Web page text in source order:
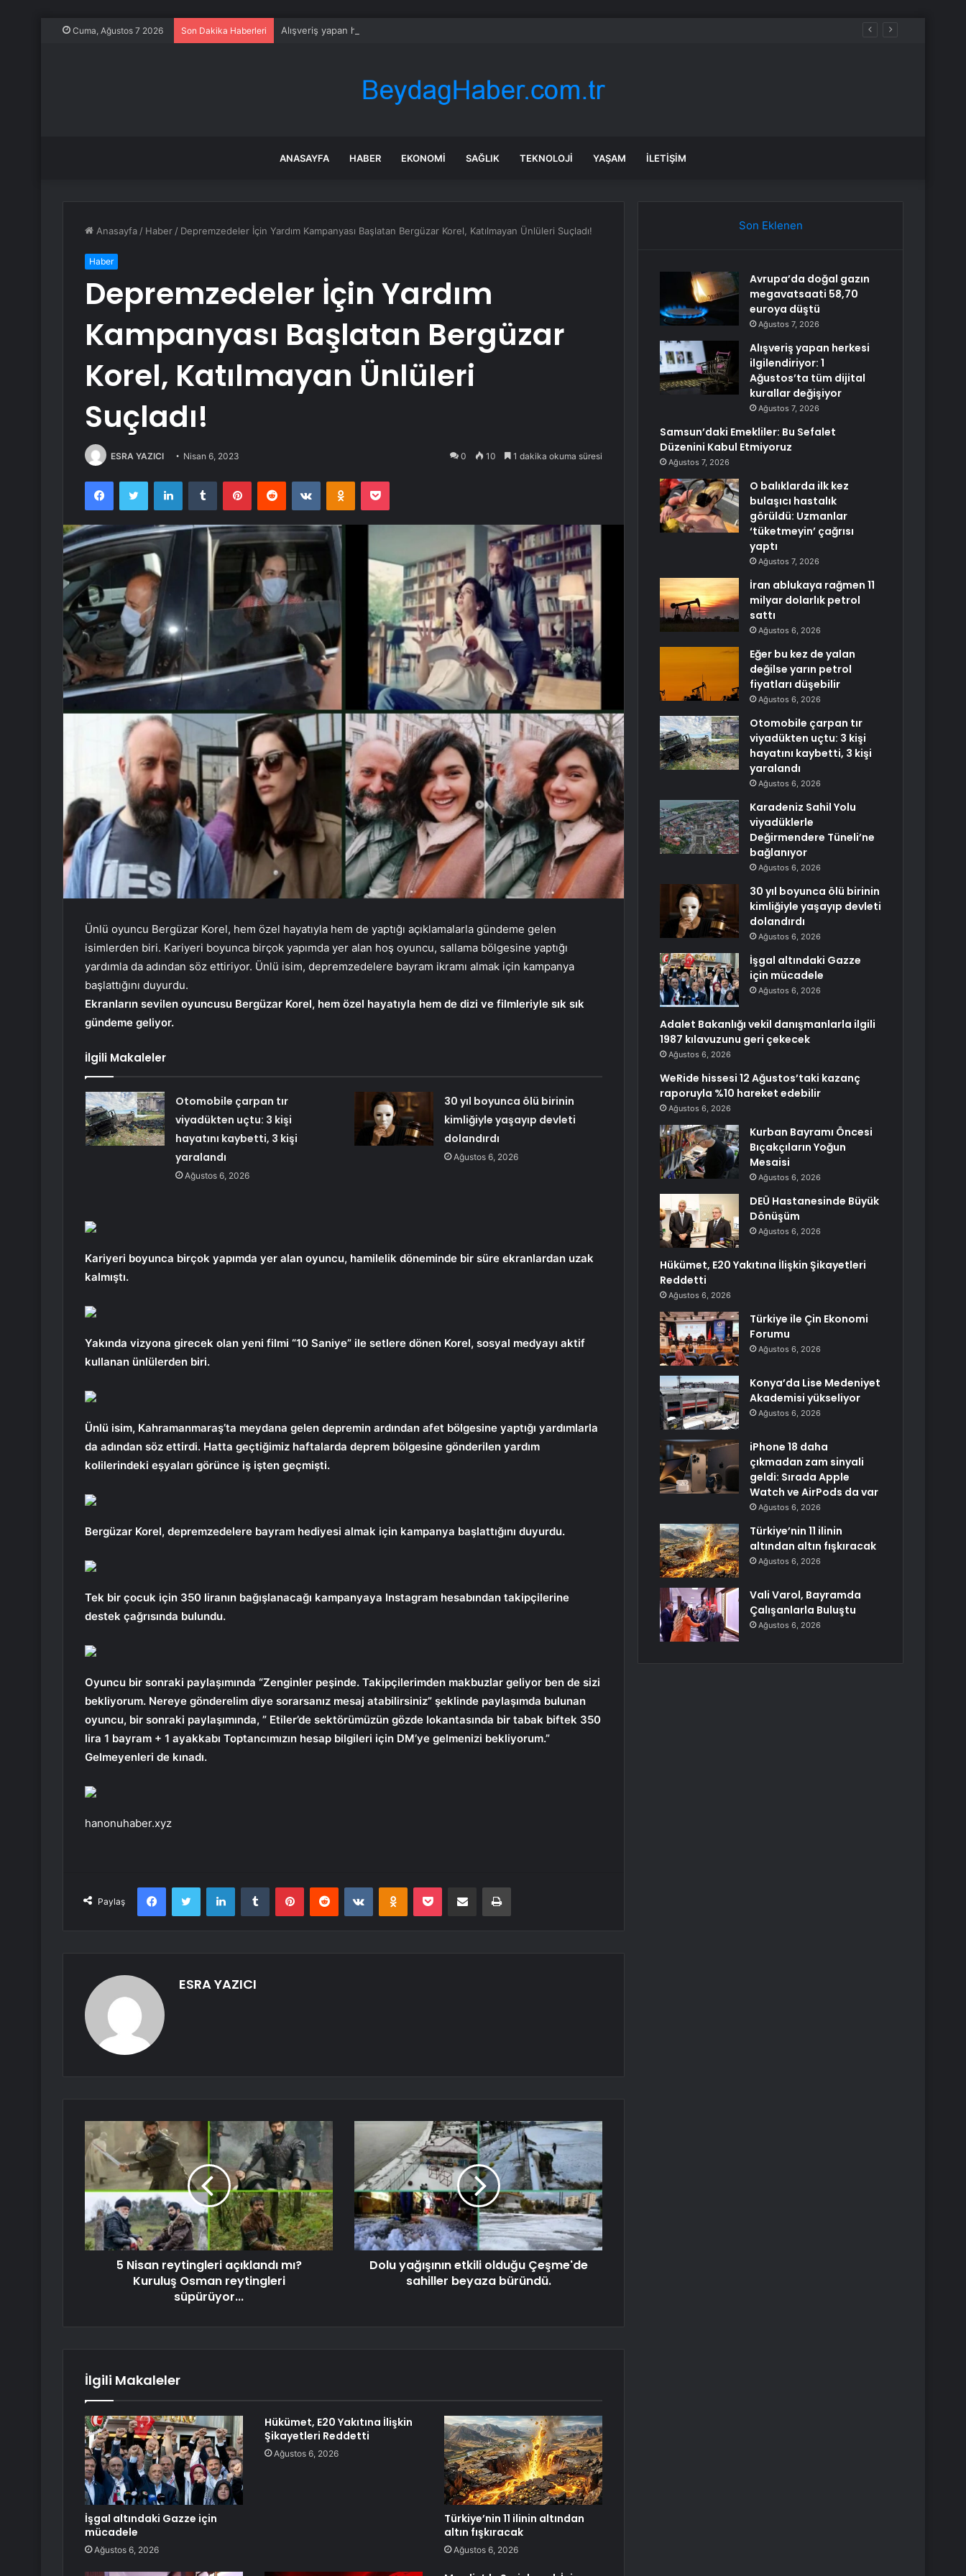
Cuma, Ağustos 7 2026 Son Dakika Haberleri Alışveriş yapan herkesi ilgilendiriyor: 1 Ağustos’ta tüm dijital kurallar değişiyor
ANASAYFA HABER EKONOMI SAĞLIK TEKNOLOJI YAŞAM İLETIŞIM
Anasayfa / Haber / Depremzedeler İçin Yardım Kampanyası Başlatan Bergüzar Korel, Katılmayan Ünlüleri Suçladı!
Haber
Depremzedeler İçin Yardım
Kampanyası Başlatan Bergüzar
Korel, Katılmayan Ünlüleri
Suçladı!
ESRA YAZICI Nisan 6, 2023 0 10 1 dakika okuma süresi
FacebookTwitter LinkedInTumblr PinterestReddit VKontakteOdnoklassniki
Pocket
Ünlü oyuncu Bergüzar Korel, hem özel hayatıyla hem de yaptığı açıklamalarla gündeme gelen
isimlerden biri. Kariyeri boyunca birçok yapımda yer alan hoş oyuncu, sallama bölgesine yaptığı
yardımla da adından söz ettiriyor. Ünlü isim, depremzedelere bayram ikramı almak için kampanya
başlattığını duyurdu.
Ekranların sevilen oyuncusu Bergüzar Korel, hem özel hayatıyla hem de dizi ve filmleriyle sık sık
gündeme geliyor.
İlgili Makaleler
Otomobile çarpan tır
viyadükten uçtu: 3 kişi
hayatını kaybetti, 3 kişi
yaralandı
Ağustos 6, 2026
30 yıl boyunca ölü birinin
kimliğiyle yaşayıp devleti
dolandırdı
Ağustos 6, 2026
Kariyeri boyunca birçok yapımda yer alan oyuncu, hamilelik döneminde bir süre ekranlardan uzak
kalmıştı.
Yakında vizyona girecek olan yeni filmi “10 Saniye” ile setlere dönen Korel, sosyal medyayı aktif
kullanan ünlülerden biri.
Ünlü isim, Kahramanmaraş’ta meydana gelen depremin ardından afet bölgesine yaptığı yardımlarla
da adından söz ettirdi. Hatta geçtiğimiz haftalarda deprem bölgesine gönderilen yardım
kolilerindeki eşyaları görünce iş işten geçmişti.
Bergüzar Korel, depremzedelere bayram hediyesi almak için kampanya başlattığını duyurdu.
Tek bir çocuk için 350 liranın bağışlanacağı kampanyaya Instagram hesabından takipçilerine
destek çağrısında bulundu.
Oyuncu bir sonraki paylaşımında “Zenginler peşinde. Takipçilerimden makbuzlar geliyor ben de sizi
bekliyorum. Nereye gönderelim diye sorarsanız mesaj atabilirsiniz” şeklinde paylaşımda bulunan
oyuncu, bir sonraki paylaşımında, ” Etiler’de sektörümüzün gözde lokantasında bir tabak biftek 350
lira 1 bayram + 1 ayakkabı Toptancımızın hesap bilgileri için DM’ye gelmenizi bekliyorum.”
Gelmeyenleri de kınadı.
hanonuhaber.xyz
Paylaş
FacebookTwitter LinkedInTumblr PinterestReddit VKontakteOdnoklassniki
Pocket E-Posta ile paylaş Yazdır
ESRA YAZICI
5 Nisan reytingleri açıklandı mı?
Kuruluş Osman reytingleri
süpürüyor...
Dolu yağışının etkili olduğu Çeşme'de
sahiller beyaza büründü.
İlgili Makaleler
İşgal altındaki Gazze için
mücadele
Ağustos 6, 2026
Hükümet, E20 Yakıtına İlişkin
Şikayetleri Reddetti
Ağustos 6, 2026
Türkiye’nin 11 ilinin altından
altın fışkıracak
Ağustos 6, 2026
Son Eklenen
Avrupa’da doğal gazın
megavatsaati 58,70
euroya düştü
Ağustos 7, 2026
Alışveriş yapan herkesi
ilgilendiriyor: 1
Ağustos’ta tüm dijital
kurallar değişiyor
Ağustos 7, 2026
Samsun’daki Emekliler: Bu Sefalet
Düzenini Kabul Etmiyoruz
Ağustos 7, 2026
O balıklarda ilk kez
bulaşıcı hastalık
görüldü: Uzmanlar
‘tüketmeyin’ çağrısı
yaptı
Ağustos 7, 2026
İran ablukaya rağmen 11
milyar dolarlık petrol
sattı
Ağustos 6, 2026
Eğer bu kez de yalan
değilse yarın petrol
fiyatları düşebilir
Ağustos 6, 2026
Otomobile çarpan tır
viyadükten uçtu: 3 kişi
hayatını kaybetti, 3 kişi
yaralandı
Ağustos 6, 2026
Karadeniz Sahil Yolu
viyadüklerle
Değirmendere Tüneli’ne
bağlanıyor
Ağustos 6, 2026
30 yıl boyunca ölü birinin
kimliğiyle yaşayıp devleti
dolandırdı
Ağustos 6, 2026
İşgal altındaki Gazze
için mücadele
Ağustos 6, 2026
Adalet Bakanlığı vekil danışmanlarla ilgili
1987 kılavuzunu geri çekecek
Ağustos 6, 2026
WeRide hissesi 12 Ağustos’taki kazanç
raporuyla %10 hareket edebilir
Ağustos 6, 2026
Kurban Bayramı Öncesi
Bıçakçıların Yoğun
Mesaisi
Ağustos 6, 2026
DEÜ Hastanesinde Büyük
Dönüşüm
Ağustos 6, 2026
Hükümet, E20 Yakıtına İlişkin Şikayetleri
Reddetti
Ağustos 6, 2026
Türkiye ile Çin Ekonomi
Forumu
Ağustos 6, 2026
Konya’da Lise Medeniyet
Akademisi yükseliyor
Ağustos 6, 2026
iPhone 18 daha
çıkmadan zam sinyali
geldi: Sırada Apple
Watch ve AirPods da var
Ağustos 6, 2026
Türkiye’nin 11 ilinin
altından altın fışkıracak
Ağustos 6, 2026
Vali Varol, Bayramda
Çalışanlarla Buluştu
Ağustos 6, 2026